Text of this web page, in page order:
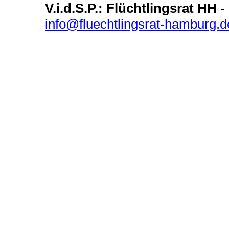
V.i.d.S.P.: Flüchtlingsrat HH -
info@fluechtlingsrat-